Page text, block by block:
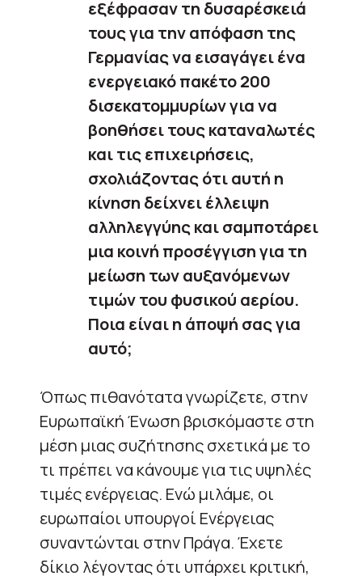
εξέφρασαν τη δυσαρέσκειά
τους για την απόφαση της
Γερμανίας να εισαγάγει ένα
ενεργειακό πακέτο 200
δισεκατομμυρίων για να
βοηθήσει τους καταναλωτές
και τις επιχειρήσεις,
σχολιάζοντας ότι αυτή η
κίνηση δείχνει έλλειψη
αλληλεγγύης και σαμποτάρει
μια κοινή προσέγγιση για τη
μείωση των αυξανόμενων
τιμών του φυσικού αερίου.
Ποια είναι η άποψή σας για
αυτό;
Όπως πιθανότατα γνωρίζετε, στην
Ευρωπαϊκή Ένωση βρισκόμαστε στη
μέση μιας συζήτησης σχετικά με το
τι πρέπει να κάνουμε για τις υψηλές
τιμές ενέργειας. Ενώ μιλάμε, οι
ευρωπαίοι υπουργοί Ενέργειας
συναντώνται στην Πράγα. Έχετε
δίκιο λέγοντας ότι υπάρχει κριτική,